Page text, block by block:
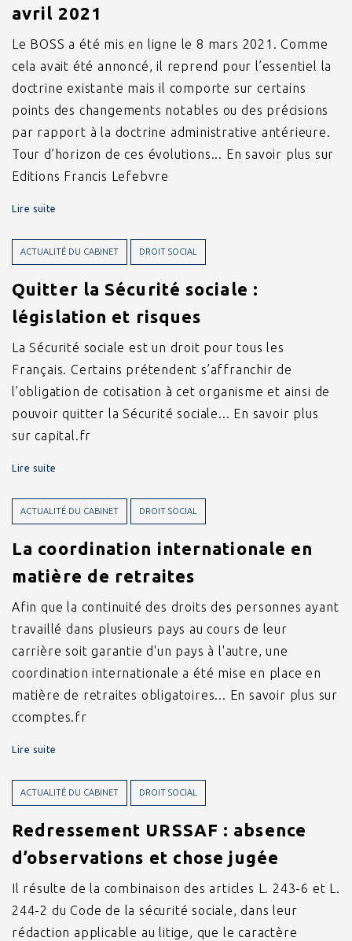
avril 2021
Le BOSS a été mis en ligne le 8 mars 2021. Comme
cela avait été annoncé, il reprend pour l’essentiel la
doctrine existante mais il comporte sur certains
points des changements notables ou des précisions
par rapport à la doctrine administrative antérieure.
Tour d’horizon de ces évolutions... En savoir plus sur
Editions Francis Lefebvre
Lire suite
ACTUALITÉ DU CABINET DROIT SOCIAL
Quitter la Sécurité sociale :
législation et risques
La Sécurité sociale est un droit pour tous les
Français. Certains prétendent s’affranchir de
l’obligation de cotisation à cet organisme et ainsi de
pouvoir quitter la Sécurité sociale... En savoir plus
sur capital.fr
Lire suite
ACTUALITÉ DU CABINET DROIT SOCIAL
La coordination internationale en
matière de retraites
Afin que la continuité des droits des personnes ayant
travaillé dans plusieurs pays au cours de leur
carrière soit garantie d'un pays à l'autre, une
coordination internationale a été mise en place en
matière de retraites obligatoires... En savoir plus sur
ccomptes.fr
Lire suite
ACTUALITÉ DU CABINET DROIT SOCIAL
Redressement URSSAF : absence
d’observations et chose jugée
Il résulte de la combinaison des articles L. 243-6 et L.
244-2 du Code de la sécurité sociale, dans leur
rédaction applicable au litige, que le caractère